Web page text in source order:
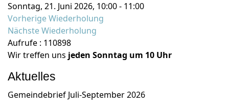
Sonntag, 21. Juni 2026, 10:00 - 11:00
Vorherige Wiederholung
Nächste Wiederholung
Aufrufe : 110898
Wir treffen uns jeden Sonntag um 10 Uhr
Aktuelles
Gemeindebrief Juli-September 2026